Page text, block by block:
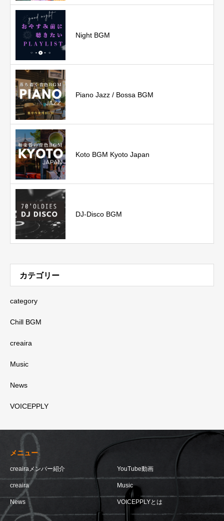
Night BGM
Piano Jazz / Bossa BGM
Koto BGM Kyoto Japan
DJ-Disco BGM
カテゴリー
category
Chill BGM
creaira
Music
News
VOICEPPLY
メニュー
creairaメンバー紹介 YouTube動画
creaira Music
News VOICEPPLYとは